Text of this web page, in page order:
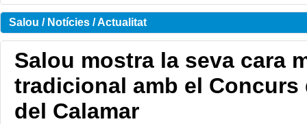
Salou / Notícies / Actualitat
Salou mostra la seva cara
tradicional amb el Concurs
del Calamar